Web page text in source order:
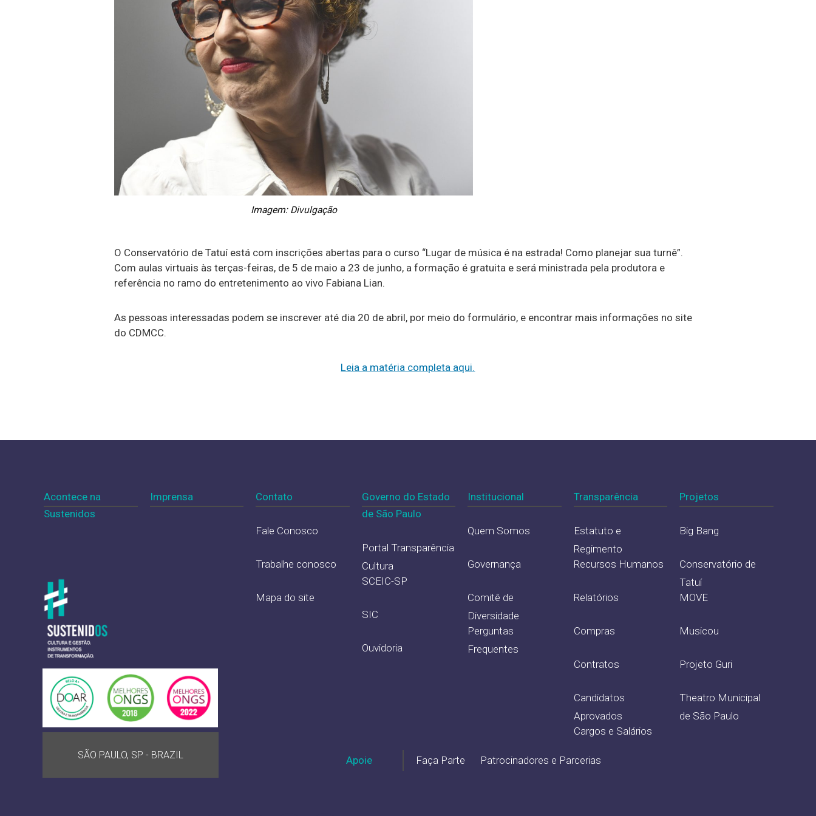
Imagem: Divulgação
O Conservatório de Tatuí está com inscrições abertas para o curso “Lugar de música é na estrada! Como planejar sua turnê”.
Com aulas virtuais às terças-feiras, de 5 de maio a 23 de junho, a formação é gratuita e será ministrada pela produtora e
referência no ramo do entretenimento ao vivo Fabiana Lian.
As pessoas interessadas podem se inscrever até dia 20 de abril, por meio do formulário, e encontrar mais informações no site
do CDMCC.
Leia a matéria completa aqui.
Institucional
Quem Somos
Governança
Comitê de
Diversidade
Perguntas
Frequentes
Projetos
Big Bang
Conservatório de
Tatuí
MOVE
Musicou
Projeto Guri
Theatro Municipal
de São Paulo
Acontece na
Sustenidos
Imprensa Transparência
Estatuto e
Regimento
Recursos Humanos
Relatórios
Compras
Contratos
Candidatos
Aprovados
Cargos e Salários
Contato
Fale Conosco
Trabalhe conosco
Mapa do site
Apoie Faça Parte Patrocinadores e Parcerias
Governo do Estado
de São Paulo
Portal Transparência
Cultura
SCEIC-SP
SIC
Ouvidoria
SÃO PAULO, SP - BRAZIL